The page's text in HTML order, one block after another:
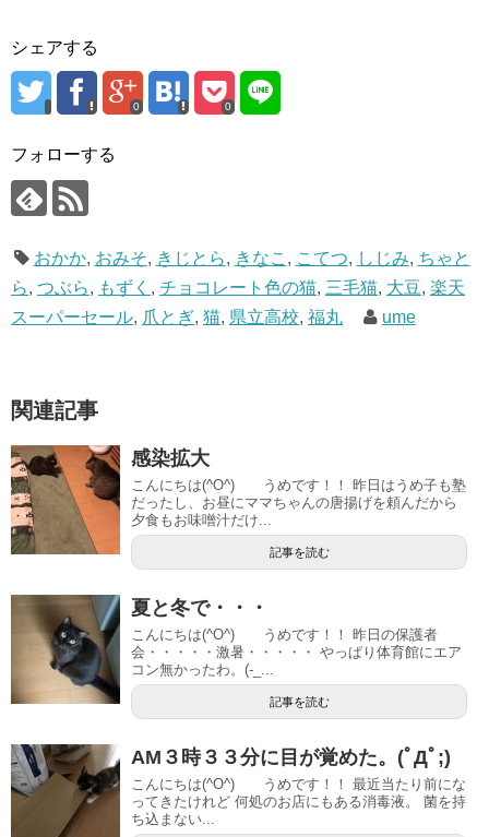
シェアする
0 0
フォローする
おかか, おみそ, きじとら, きなこ , こてつ, しじみ, ちゃと
ら, つぶら, もずく , チョコレート色の猫, 三毛猫, 大豆, 楽天
スーパーセール, 爪とぎ, 猫, 県立高校, 福丸 ume
関連記事
感染拡大
こんにちは(^O^) うめです！！ 昨日はうめ子も塾
だったし、お昼にママちゃんの唐揚げを頼んだから
夕食もお味噌汁だけ...
記事を読む
夏と冬で・・・
こんにちは(^O^) うめです！！ 昨日の保護者
会・・・・・激暑・・・・・ やっぱり体育館にエア
コン無かったわ。(-_...
記事を読む
AM３時３３分に目が覚めた。(ﾟДﾟ;)
こんにちは(^O^) うめです！！ 最近当たり前にな
ってきたけれど 何処のお店にもある消毒液。 菌を持
ち込まない...